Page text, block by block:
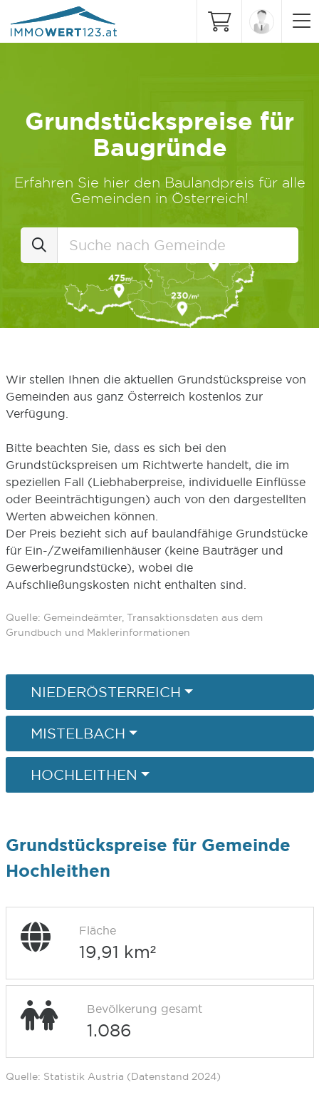
Grundstückspreise für
Baugründe
Erfahren Sie hier den Baulandpreis für alle
Gemeinden in Österreich!
Wir stellen Ihnen die aktuellen Grundstückspreise von
Gemeinden aus ganz Österreich kostenlos zur
Verfügung.
Bitte beachten Sie, dass es sich bei den
Grundstückspreisen um Richtwerte handelt, die im
speziellen Fall (Liebhaberpreise, individuelle Einflüsse
oder Beeinträchtigungen) auch von den dargestellten
Werten abweichen können.
Der Preis bezieht sich auf baulandfähige Grundstücke
für Ein-/Zweifamilienhäuser (keine Bauträger und
Gewerbegrundstücke), wobei die
Aufschließungskosten nicht enthalten sind.
Quelle: Gemeindeämter, Transaktionsdaten aus dem
Grundbuch und Maklerinformationen
NIEDERÖSTERREICH
MISTELBACH
HOCHLEITHEN
Grundstückspreise für Gemeinde
Hochleithen
Fläche
19,91 km²
Bevölkerung gesamt
1.086
Quelle: Statistik Austria (Datenstand 2024)